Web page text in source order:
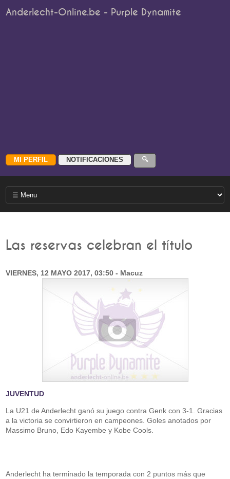
Anderlecht-Online.be - Purple Dynamite
Las reservas celebran el título
VIERNES, 12 MAYO 2017, 03:50 - Macuz
JUVENTUD
La U21 de Anderlecht ganó su juego contra Genk con 3-1. Gracias
a la victoria se convirtieron en campeones. Goles anotados por
Massimo Bruno, Edo Kayembe y Kobe Cools.
Anderlecht ha terminado la temporada con 2 puntos más que